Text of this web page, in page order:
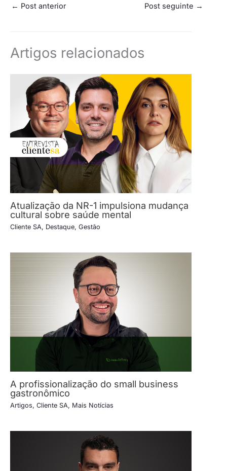
← Post anterior Post seguinte →
Artigos relacionados
Atualização da NR-1 impulsiona mudança
cultural sobre saúde mental
Cliente SA, Destaque, Gestão
A profissionalização do small business
gastronômico
Artigos, Cliente SA, Mais Notícias